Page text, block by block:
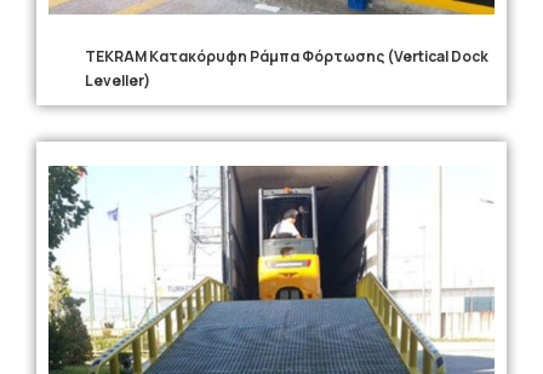
TEKRAM Κατακόρυφη Ράμπα Φόρτωσης (Vertical Dock
Leveller)